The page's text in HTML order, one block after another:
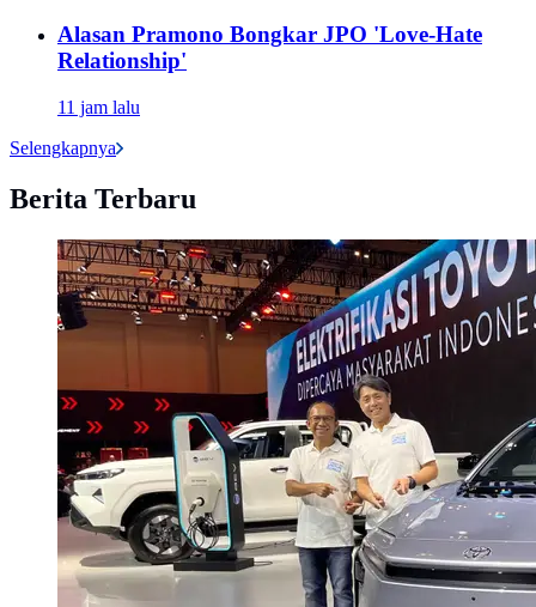
Alasan Pramono Bongkar JPO 'Love-Hate
Relationship'
11 jam lalu
Selengkapnya
Berita Terbaru